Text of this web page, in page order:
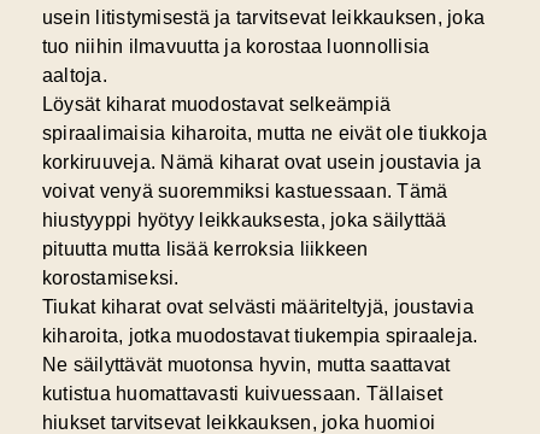
usein litistymisestä ja tarvitsevat leikkauksen, joka
tuo niihin ilmavuutta ja korostaa luonnollisia
aaltoja.
Löysät kiharat muodostavat selkeämpiä
spiraalimaisia kiharoita, mutta ne eivät ole tiukkoja
korkiruuveja. Nämä kiharat ovat usein joustavia ja
voivat venyä suoremmiksi kastuessaan. Tämä
hiustyyppi hyötyy leikkauksesta, joka säilyttää
pituutta mutta lisää kerroksia liikkeen
korostamiseksi.
Tiukat kiharat ovat selvästi määriteltyjä, joustavia
kiharoita, jotka muodostavat tiukempia spiraaleja.
Ne säilyttävät muotonsa hyvin, mutta saattavat
kutistua huomattavasti kuivuessaan. Tällaiset
hiukset tarvitsevat leikkauksen, joka huomioi